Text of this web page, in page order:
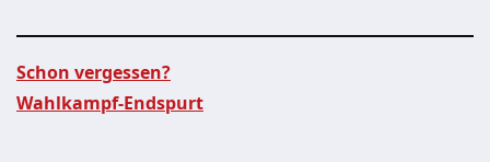
Schon vergessen?
Wahlkampf-Endspurt